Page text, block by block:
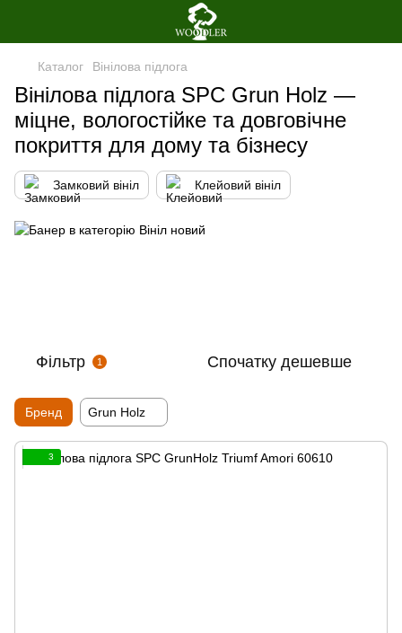
Каталог Вінілова пiдлога
Вінілова підлога SPC Grun Holz —
міцне, вологостійке та довговічне
покриття для дому та бізнесу
Замковий вініл Клейовий вініл
Фільтр 1 Спочатку дешевше
Бренд Grun Holz
3